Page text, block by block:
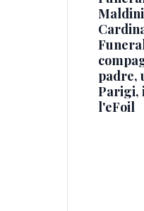
padre,
Parigi,
l'eFoil